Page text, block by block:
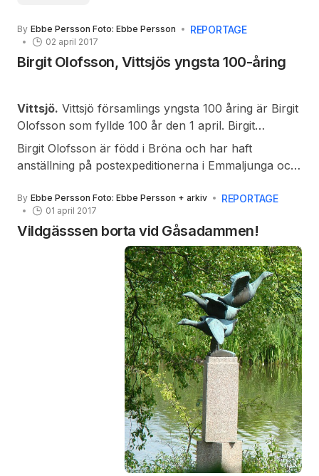
som tillhör utrustningen i ett välförsett hem.
By Ebbe Persson Foto: Ebbe Persson REPORTAGE
02 april 2017
Birgit Olofsson, Vittsjös yngsta 100-åring
Vittsjö. Vittsjö församlings yngsta 100 åring är Birgit
Olofsson som fyllde 100 år den 1 april. Birgit
Olofsson är den 26:e församlingsboende som blivit
100 år sedan år 1900. Den första 100 åringen var
Ola Persson Kämpe (1803-1903).
Birgit Olofsson med några blomster på sin 100-
årsdag i Skansenhemmet
Birgit Olofsson är född i Bröna och har haft
anställning på postexpeditionerna i Emmaljunga och
Birgit Olofsson på hennes högtidsdag där fest var
ordnad i Blå salen i Skansenhemmet. Grattis önskas
Birgit lite i efterskott!
By Ebbe Persson Foto: Ebbe Persson + arkiv REPORTAGE
01 april 2017
Vildgässsen borta vid Gåsadammen!